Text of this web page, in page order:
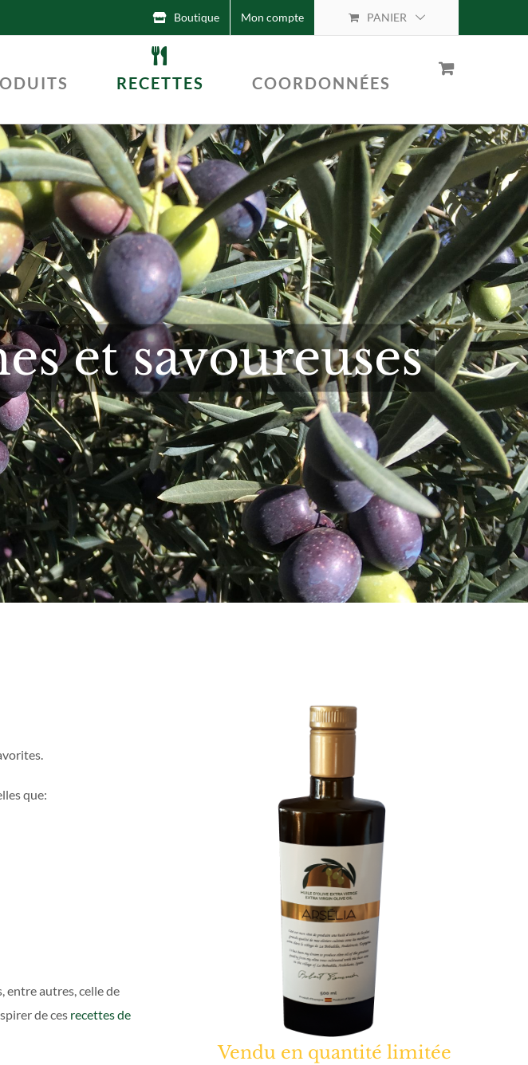
Boutique Mon compte PANIER
RECETTES COORDONNÉES
et savoureuses
que:
entre autres, celle de
de ces recettes de
Vendu en quantité limitée